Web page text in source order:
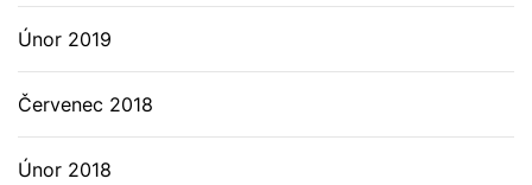
Únor 2019
Červenec 2018
Únor 2018